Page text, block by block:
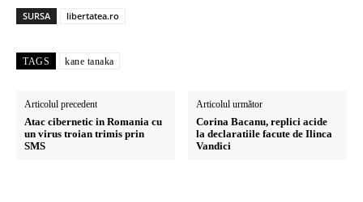
SURSA libertatea.ro
TAGS kane tanaka
Articolul precedent
Atac cibernetic in Romania cu
un virus troian trimis prin
SMS
Articolul următor
Corina Bacanu, replici acide
la declaratiile facute de Ilinca
Vandici